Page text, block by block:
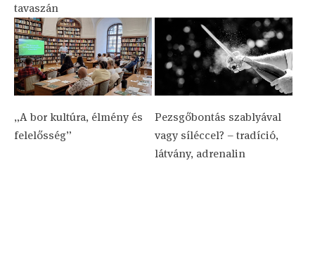
tavaszán
„A bor kultúra, élmény és
felelősség”
Pezsgőbontás szablyával
vagy síléccel? – tradíció,
látvány, adrenalin